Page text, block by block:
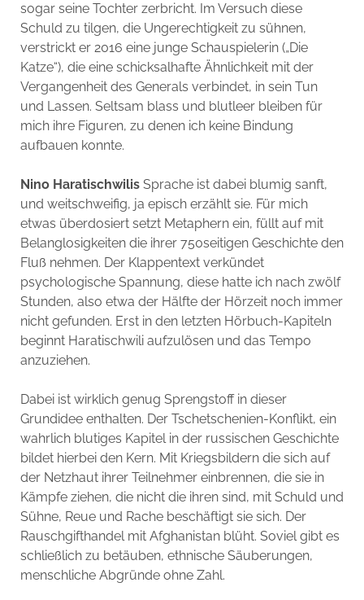
sogar seine Tochter zerbricht. Im Versuch diese
Schuld zu tilgen, die Ungerechtigkeit zu sühnen,
verstrickt er 2016 eine junge Schauspielerin („Die
Katze“), die eine schicksalhafte Ähnlichkeit mit der
Vergangenheit des Generals verbindet, in sein Tun
und Lassen. Seltsam blass und blutleer bleiben für
mich ihre Figuren, zu denen ich keine Bindung
aufbauen konnte.
Nino HaratischwilisSprache ist dabei blumig sanft,
und weitschweifig, ja episch erzählt sie. Für mich
etwas überdosiert setzt Metaphern ein, füllt auf mit
Belanglosigkeiten die ihrer 750seitigen Geschichte den
Fluß nehmen. Der Klappentext verkündet
psychologische Spannung, diese hatte ich nach zwölf
Stunden, also etwa der Hälfte der Hörzeit noch immer
nicht gefunden. Erst in den letzten Hörbuch-Kapiteln
beginnt Haratischwili aufzulösen und das Tempo
anzuziehen.
Dabei ist wirklich genug Sprengstoff in dieser
Grundidee enthalten. Der Tschetschenien-Konflikt, ein
wahrlich blutiges Kapitel in der russischen Geschichte
bildet hierbei den Kern. Mit Kriegsbildern die sich auf
der Netzhaut ihrer Teilnehmer einbrennen, die sie in
Kämpfe ziehen, die nicht die ihren sind, mit Schuld und
Sühne, Reue und Rache beschäftigt sie sich. Der
Rauschgifthandel mit Afghanistan blüht. Soviel gibt es
schließlich zu betäuben, ethnische Säuberungen,
menschliche Abgründe ohne Zahl.